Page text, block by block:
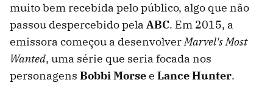
muito bem recebida pelo público, algo que não
passou despercebido pela ABC. Em 2015, a
emissora começou a desenvolverMarvel's Most
Wanted, uma série que seria focada nos
personagens Bobbi Morsee Lance Hunter.